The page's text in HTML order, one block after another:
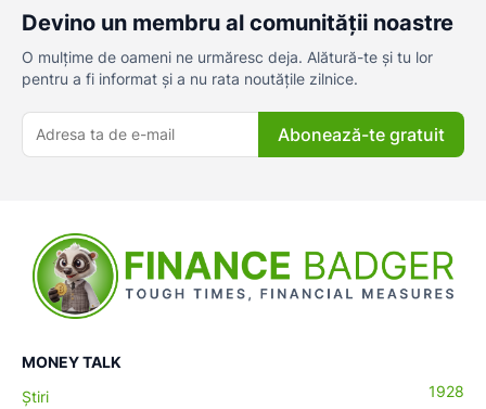
Devino un membru al comunității noastre
O mulțime de oameni ne urmăresc deja. Alătură-te și tu lor
pentru a fi informat și a nu rata noutățile zilnice.
Abonează-te gratuit
MONEY TALK
Știri
1928